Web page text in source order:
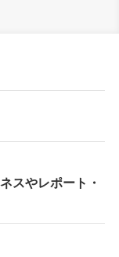
スやレポート・